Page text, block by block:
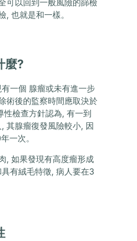
可以回到一般風險的篩檢
, 也就是和一樣。
麼?
一個 腺瘤或未有進一步
術後的監察時間應取決於
性檢查方針認為, 有一到
其腺瘤復發風險較小, 因
一次。
, 如果發現有高度瘤形成
有絨毛特徵, 病人要在3